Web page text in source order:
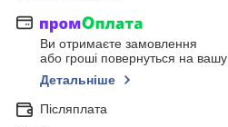
Ви отримаєте замовлення
або гроші повернуться на вашу
Детальніше
Післяплата